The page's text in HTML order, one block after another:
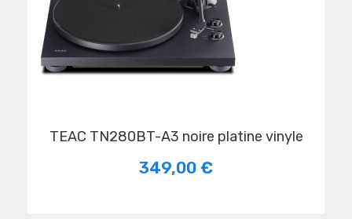
TEAC TN280BT-A3 noire platine vinyle
349,00 €